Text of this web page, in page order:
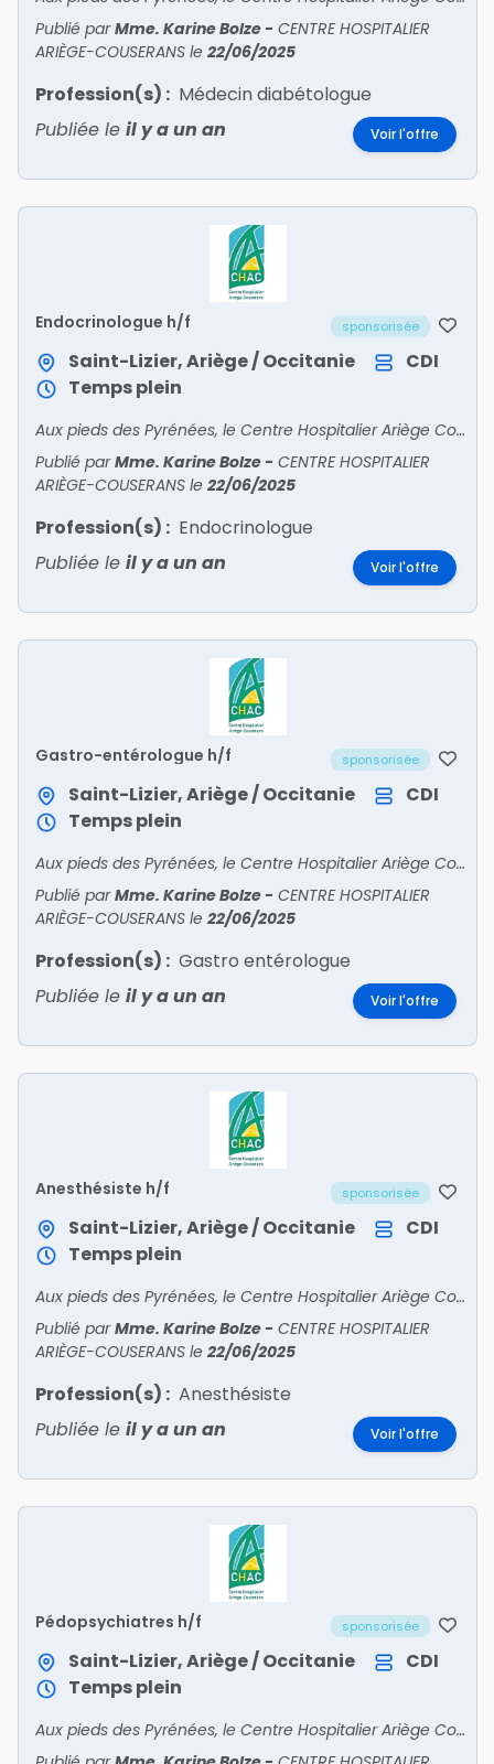
Publié parMme. Karine Bolze- CENTRE HOSPITALIER
ARIÈGE-COUSERANS le 22/06/2025
Profession(s) : Médecin diabétologue
Publiée le il y a un an Voir l'offre
Endocrinologue h/f sponsorisée
Saint-Lizier, Ariège / Occitanie
CDI
Temps plein
Aux pieds des Pyrénées, le Centre Hospitalier Ariège Couserans Recrute• PSYCHIATRE• PÉDOPSYCHIATRE• ANESTHÉSISTE• ORTHOPÉDISTE• GASTRO – ENTÉROLOGUE • ENDOCRINOLOGUE – DIABÉTOL
Publié parMme. Karine Bolze- CENTRE HOSPITALIER
ARIÈGE-COUSERANS le 22/06/2025
Profession(s) : Endocrinologue
Publiée le il y a un an Voir l'offre
Gastro-entérologue h/f sponsorisée
Saint-Lizier, Ariège / Occitanie
CDI
Temps plein
Aux pieds des Pyrénées, le Centre Hospitalier Ariège Couserans Recrute• PSYCHIATRE• PÉDOPSYCHIATRE• ANESTHÉSISTE• ORTHOPÉDISTE• GASTRO – ENTÉROLOGUE • ENDOCRINOLOGUE – DIABÉTOL
Publié parMme. Karine Bolze- CENTRE HOSPITALIER
ARIÈGE-COUSERANS le 22/06/2025
Profession(s) : Gastro entérologue
Publiée le il y a un an Voir l'offre
Anesthésiste h/f sponsorisée
Saint-Lizier, Ariège / Occitanie
CDI
Temps plein
Aux pieds des Pyrénées, le Centre Hospitalier Ariège Couserans Recrute• PSYCHIATRE• PÉDOPSYCHIATRE• ANESTHÉSISTE• ORTHOPÉDISTE• GASTRO – ENTÉROLOGUE • ENDOCRINOLOGUE – DIABÉTOL
Publié parMme. Karine Bolze- CENTRE HOSPITALIER
ARIÈGE-COUSERANS le 22/06/2025
Profession(s) : Anesthésiste
Publiée le il y a un an Voir l'offre
Pédopsychiatres h/f sponsorisée
Saint-Lizier, Ariège / Occitanie
CDI
Temps plein
Aux pieds des Pyrénées, le Centre Hospitalier Ariège CouseransRecrute• PSYCHIATRE• PÉDOPSYCHIATRE• ANESTHÉSISTE• ORTHOPÉDISTE• GASTRO – ENTÉROLOGUE• ENDOCRINOLOGUE – DIABÉTOLOG